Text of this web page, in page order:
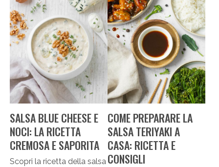
SALSA BLUE CHEESE E
NOCI: LA RICETTA
CREMOSA E SAPORITA
Scopri la ricetta della salsa
COME PREPARARE LA
SALSA TERIYAKI A
CASA: RICETTA E
CONSIGLI